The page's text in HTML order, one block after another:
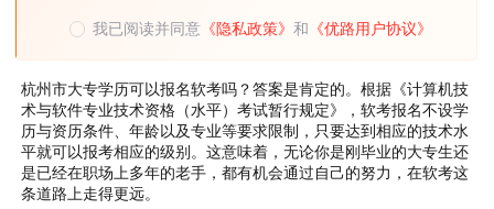
我已阅读并同意 《隐私政策》和 《优路用户协议》
杭州市大专学历可以报名软考吗？答案是肯定的。根据《计算机技
术与软件专业技术资格（水平）考试暂行规定》，软考报名不设学
历与资历条件、年龄以及专业等要求限制，只要达到相应的技术水
平就可以报考相应的级别。这意味着，无论你是刚毕业的大专生还
是已经在职场上多年的老手，都有机会通过自己的努力，在软考这
条道路上走得更远。